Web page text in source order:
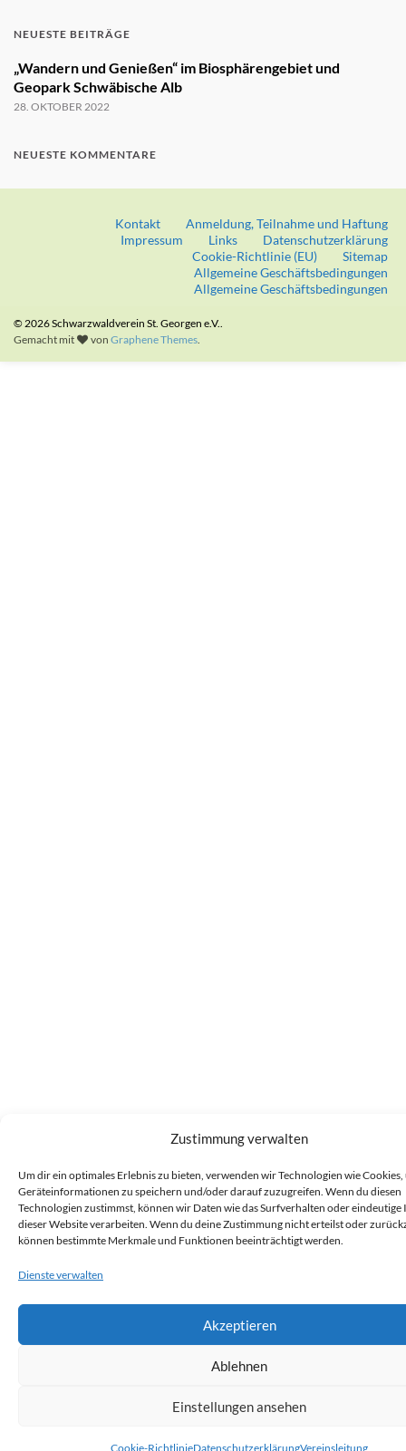
Zustimmung verwalten
Um dir ein optimales Erlebnis zu bieten, verwenden wir Technologien wie Cookies,
Geräteinformationen zu speichern und/oder darauf zuzugreifen. Wenn du diesen
Technologien zustimmst, können wir Daten wie das Surfverhalten oder eindeutige
dieser Website verarbeiten. Wenn du deine Zustimmung nicht erteilst oder
können bestimmte Merkmale und Funktionen beeinträchtigt werden.
Dienste verwalten
Akzeptieren
Ablehnen
Einstellungen ansehen
Cookie-RichtlinieDatenschutzerklärungVereinsleitung
NEUESTE BEITRÄGE
„Wandern und Genießen“ im Biosphärengebiet und
Geopark Schwäbische Alb
28. OKTOBER 2022
NEUESTE KOMMENTARE
Kontakt
Anmeldung, Teilnahme und Haftung
Impressum
Links
Datenschutzerklärung
Cookie-Richtlinie (EU)
Sitemap
Allgemeine Geschäftsbedingungen
Allgemeine Geschäftsbedingungen
© 2026 Schwarzwaldverein St. Georgen e.V..
Gemacht mit
vonGraphene Themes.